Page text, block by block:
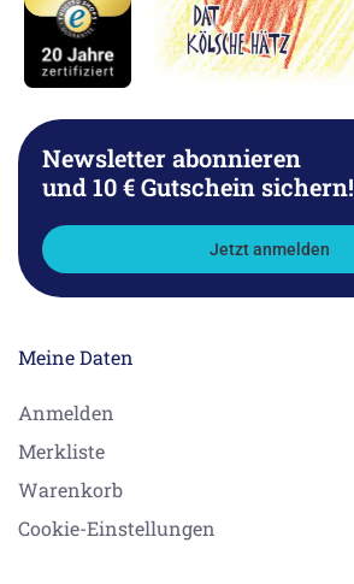
Newsletter abonnieren
und 10 € Gutschein sichern!
Jetzt anmelden
Meine Daten
Anmelden
Merkliste
Warenkorb
Cookie-Einstellungen